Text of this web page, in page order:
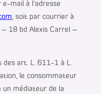
mail à l’adresse
, soit par courrier à
– 18 bd Alexis Carrel –
des art. L. 611-1 à L.
le consommateur
un médiateur de la